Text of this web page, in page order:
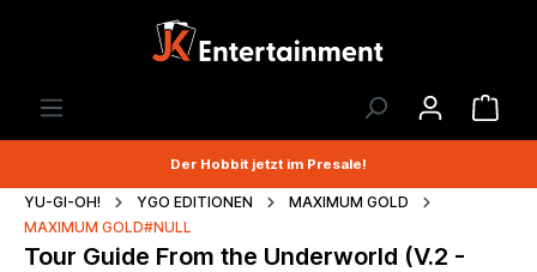
Der Hobbit jetzt im Presale!
YU-GI-OH! YGO EDITIONEN
MAXIMUM GOLD
MAXIMUM GOLD#NULL
Tour Guide From the Underworld (V.2 -